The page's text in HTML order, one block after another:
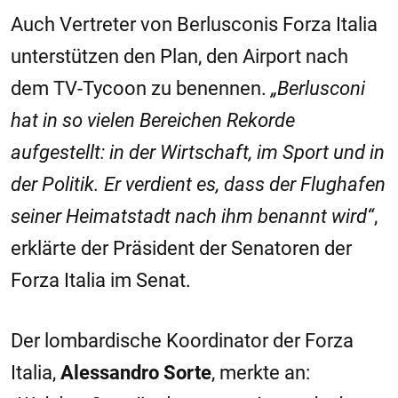
Auch Vertreter von Berlusconis Forza Italia
unterstützen den Plan, den Airport nach
dem TV-Tycoon zu benennen. „Berlusconi
hat in so vielen Bereichen Rekorde
aufgestellt: in der Wirtschaft, im Sport und in
der Politik. Er verdient es, dass der Flughafen
seiner Heimatstadt nach ihm benannt wird“,
erklärte der Präsident der Senatoren der
Forza Italia im Senat.
Der lombardische Koordinator der Forza
Italia, Alessandro Sorte, merkte an: